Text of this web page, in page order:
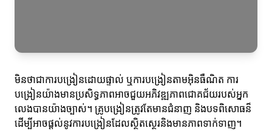
មិនថាជាការបង្រៀនដោយផ្ទាល់ ឬការបង្រៀនតាមអ៊ិនធឺណិត ការ
បង្រៀនយ៉ាងមានប្រសិទ្ធភាពអាចជួយអភិវឌ្ឍភាពជោគជ័យរបស់អ្នក
លេងបានយ៉ាងច្បាស់។ គ្រូបង្រៀនត្រូវតែមានជំនាញ និងបទពិសោធន៏
ដើម្បីអាចផ្តល់នូវការបង្រៀនដែលស្ថិតស្ថេរនិងមានភាពទាក់ទាញ។